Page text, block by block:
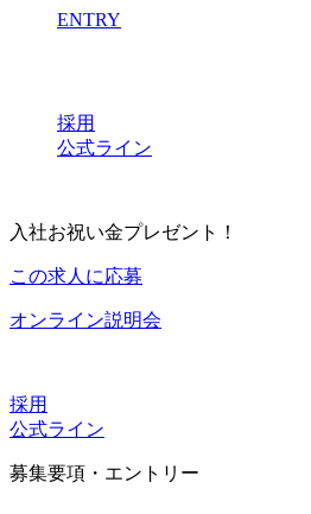
ENTRY
採用
公式ライン
入社お祝い金プレゼント！
この求人に応募
オンライン説明会
採用
公式ライン
募集要項・エントリー